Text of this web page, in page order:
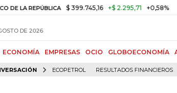
$ 399.745,16 +$ 2.295,71 +0,58% TASA
DE 2026
ECONOMÍA EMPRESAS OCIO GLOBOECONOMÍA
ECOPETROL RESULTADOS FINANCIEROS